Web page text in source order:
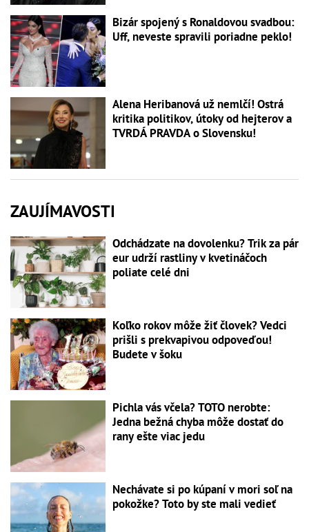
Bizár spojený s Ronaldovou svadbou:
Uff, neveste spravili poriadne peklo!
Alena Heribanová už nemlčí! Ostrá
kritika politikov, útoky od hejterov a
TVRDÁ PRAVDA o Slovensku!
ZAUJÍMAVOSTI
Odchádzate na dovolenku? Trik za pár
eur udrží rastliny v kvetináčoch
poliate celé dni
Koľko rokov môže žiť človek? Vedci
prišli s prekvapivou odpoveďou!
Budete v šoku
Pichla vás včela? TOTO nerobte:
Jedna bežná chyba môže dostať do
rany ešte viac jedu
Nechávate si po kúpaní v mori soľ na
pokožke? Toto by ste mali vedieť